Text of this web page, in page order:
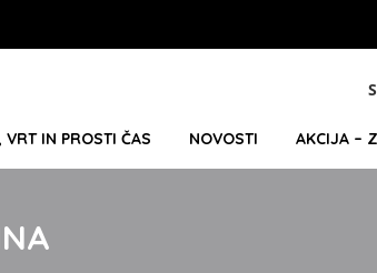
IN PROSTI ČAS NOVOSTI AKCIJA –